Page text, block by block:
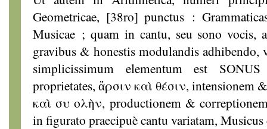
Geometricae, [38ro] punctus :
Musicae ; quam in cantu, seu sono vocis,
gravibus & honestis modulandis
simplicissimum elementum est
proprietates, ἄρσιν καὶ θέσιν, intensionem
καὶ συ ολὴν, productionem &
in figurato praecipuè cantu variatam, Musicus